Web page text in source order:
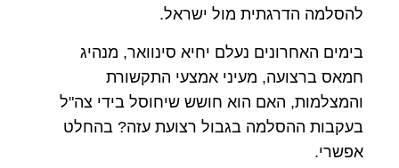
להסלמה הדרגתית מול ישראל.
בימים האחרונים נעלם יחיא סינוואר, מנהיג
חמאס ברצועה, מעיני אמצעי התקשורת
והמצלמות, האם הוא חושש שיחוסל בידי צה"ל
בעקבות ההסלמה בגבול רצועת עזה? בהחלט
אפשרי.